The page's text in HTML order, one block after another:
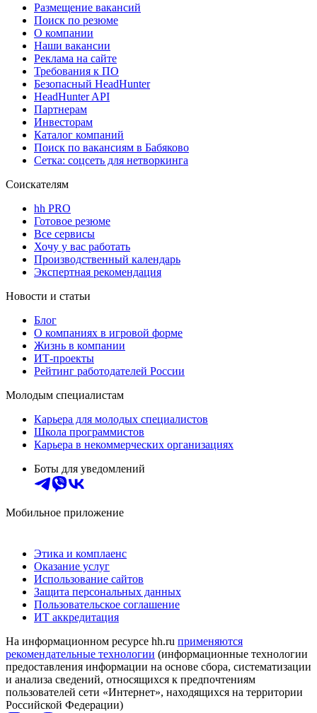
Размещение вакансий
Поиск по резюме
О компании
Наши вакансии
Реклама на сайте
Требования к ПО
Безопасный HeadHunter
HeadHunter API
Партнерам
Инвесторам
Каталог компаний
Поиск по вакансиям в Бабяково
Сетка: соцсеть для нетворкинга
Соискателям
hh PRO
Готовое резюме
Все сервисы
Хочу у вас работать
Производственный календарь
Экспертная рекомендация
Новости и статьи
Блог
О компаниях в игровой форме
Жизнь в компании
ИТ-проекты
Рейтинг работодателей России
Молодым специалистам
Карьера для молодых специалистов
Школа программистов
Карьера в некоммерческих организациях
Боты для уведомлений
Мобильное приложение
Этика и комплаенс
Оказание услуг
Использование сайтов
Защита персональных данных
Пользовательское соглашение
ИТ аккредитация
На информационном ресурсе hh.ru применяются
рекомендательные технологии (информационные технологии
предоставления информации на основе сбора, систематизации
и анализа сведений, относящихся к предпочтениям
пользователей сети «Интернет», находящихся на территории
Российской Федерации)